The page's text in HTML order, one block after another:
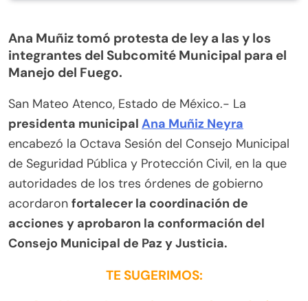
Ana Muñiz tomó protesta de ley a las y los
integrantes del Subcomité Municipal para el
Manejo del Fuego.
San Mateo Atenco, Estado de México.- La
presidenta municipal Ana Muñiz Neyra
encabezó la Octava Sesión del Consejo Municipal
de Seguridad Pública y Protección Civil, en la que
autoridades de los tres órdenes de gobierno
acordaron fortalecer la coordinación de
acciones y aprobaron la conformación del
Consejo Municipal de Paz y Justicia.
TE SUGERIMOS: